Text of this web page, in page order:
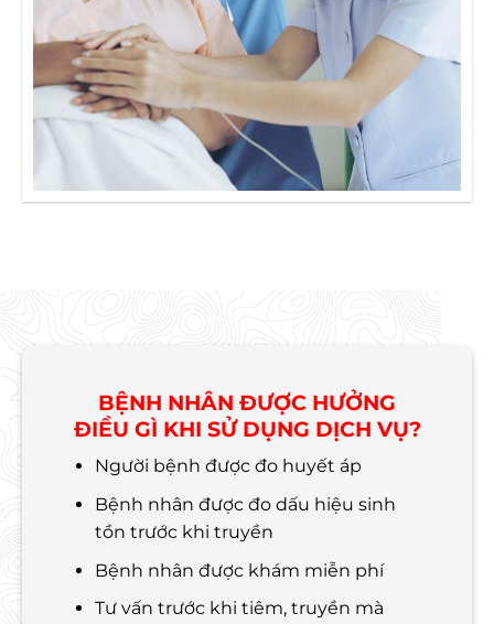
BỆNH NHÂN ĐƯỢC HƯỞNG
ĐIỀU GÌ KHI SỬ DỤNG DỊCH VỤ?
Người bệnh được đo huyết áp
Bệnh nhân được đo dấu hiệu sinh
tồn trước khi truyền
Bệnh nhân được khám miễn phí
Tư vấn trước khi tiêm, truyền mà